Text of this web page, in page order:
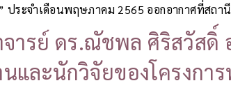
ประจำเดือนพฤษภาคม 2565 ออกอากาศที่สถา
ารย์ ดร.ณัชพล ศิริสวัสดิ์
และนักวิจัยของโครงกา